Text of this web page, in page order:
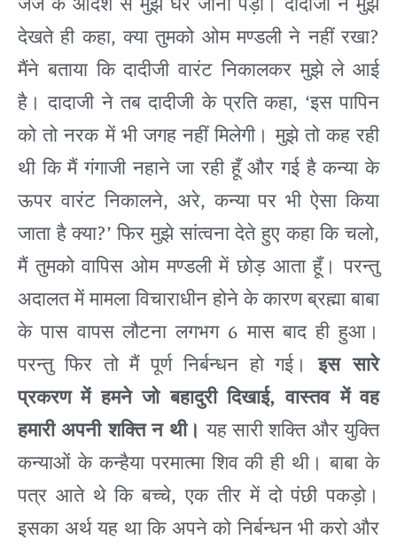
देखते ही कहा,क्या तुमको ओम मण्डली ने नहीं रखा?
मैंने बताया कि दादीजी वारंट निकालकर मुझे ले आई
है। दादाजी ने तब दादीजी के प्रति कहा, ‘इस पापिन
को तो नरक में भी जगह नहीं मिलेगी। मुझे तो कह रही
थी कि मैं गंगाजी नहाने जा रही हूँ और गई है कन्या के
ऊपर वारंट निकालने, अरे,कन्या पर भी ऐसा किया
जाता है क्या?’फिर मुझे सांत्वना देते हुए कहा कि चलो,
मैं तुमको वापिस ओम मण्डली में छोड़ आता हूँ। परन्तु
अदालत में मामला विचाराधीन होने के कारण ब्रह्मा बाबा
के पास वापस लौटना लगभग 6मास बाद ही हुआ।
परन्तु फिर तो मैं पूर्ण निर्बन्धन हो गई। इस सारे
प्रकरण में हमने जो बहादुरी दिखाई,वास्तव में वह
हमारी अपनी शक्ति न थी। यह सारी शक्ति और युक्ति
कन्याओं के कन्हैया परमात्मा शिव की ही थी। बाबा के
पत्र आते थे कि बच्चे,एक तीर में दो पंछी पकड़ो।
इसका अर्थ यह था कि अपने को निर्बन्धन भी करो और